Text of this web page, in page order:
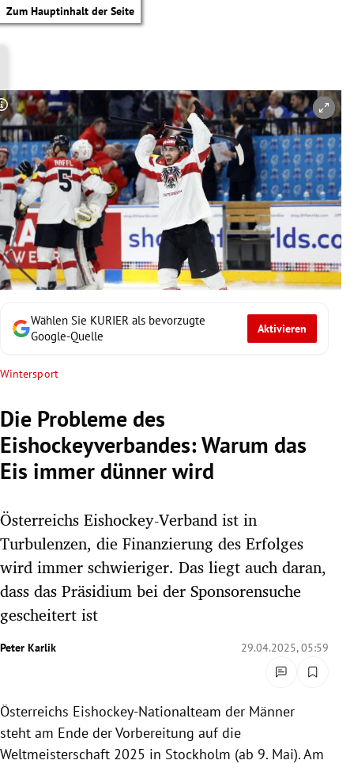
Zum Hauptinhalt der Seite
Untermenü
Untermenü
Untermenü
Untermenü
Untermenü
Untermenü
Untermenü
Wählen Sie KURIER als bevorzugte
Google-Quelle
Aktivieren
Wintersport
Die Probleme des
Eishockeyverbandes: Warum das
Eis immer dünner wird
Österreichs Eishockey-Verband ist in
Turbulenzen, die Finanzierung des Erfolges
wird immer schwieriger. Das liegt auch daran,
dass das Präsidium bei der Sponsorensuche
gescheitert ist
Peter Karlik 29.04.2025, 05:59
Copyright-Hinweis öffnen/schließen
Österreichs Eishockey-Nationalteam der Männer
steht am Ende der Vorbereitung auf die
Weltmeisterschaft 2025 in Stockholm (ab 9. Mai). Am